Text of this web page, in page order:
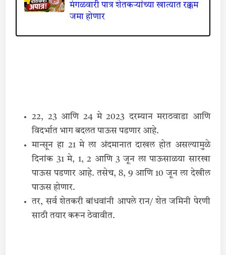
मंगळवारी पात्र शेतकऱ्यांच्या खात्यात रक्कम
जमा होणार
22, 23 आणि 24 मे 2023 दरम्यान मराठवाडा आणि
विदर्भात भाग बदलत पाऊस पडणार आहे.
मान्सून हा 21 मे ला अंदमानात दाखल होत असल्यामुळे
दिनांक 31 मे, 1, 2 आणि 3 जून ला पाऊसाळया सारखा
पाऊस पडणार आहे. तसेच, 8, 9 आणि 10 जून ला देखील
पाऊस होणार.
तर, सर्व शेतकरी बांधवांनी आपले रान/ शेत जमिनी पेरणी
साठी तयार करून ठेवावीत.